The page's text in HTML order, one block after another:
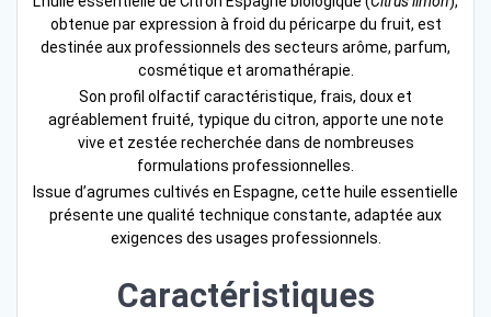
obtenue par expression à froid du péricarpe du fruit, est
destinée aux professionnels des secteurs arôme, parfum,
cosmétique et aromathérapie.
Son profil olfactif caractéristique, frais, doux et
agréablement fruité, typique du citron, apporte une note
vive et zestée recherchée dans de nombreuses
formulations professionnelles.
Issue d’agrumes cultivés en Espagne, cette huile essentielle
présente une qualité technique constante, adaptée aux
exigences des usages professionnels.
Caractéristiques